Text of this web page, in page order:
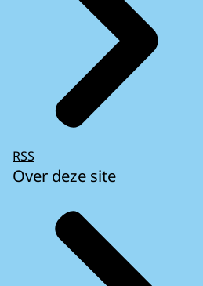
RSS
Over deze site